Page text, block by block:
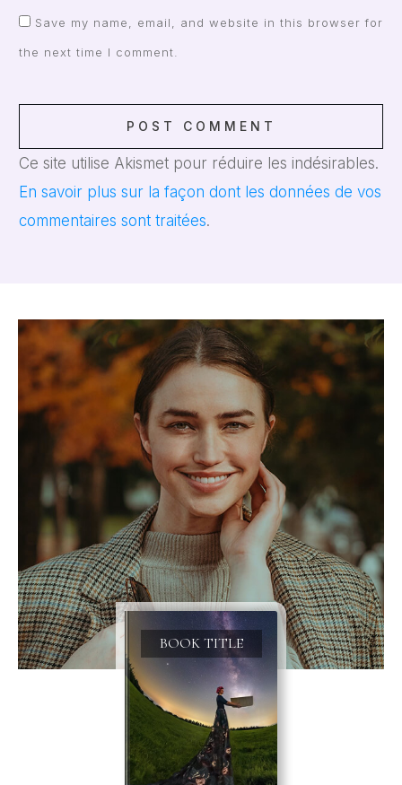
Save my name, email, and website in this browser for
the next time I comment.
POST COMMENT
Ce site utilise Akismet pour réduire les indésirables.
En savoir plus sur la façon dont les données de vos
commentaires sont traitées.
BOOK TITLE